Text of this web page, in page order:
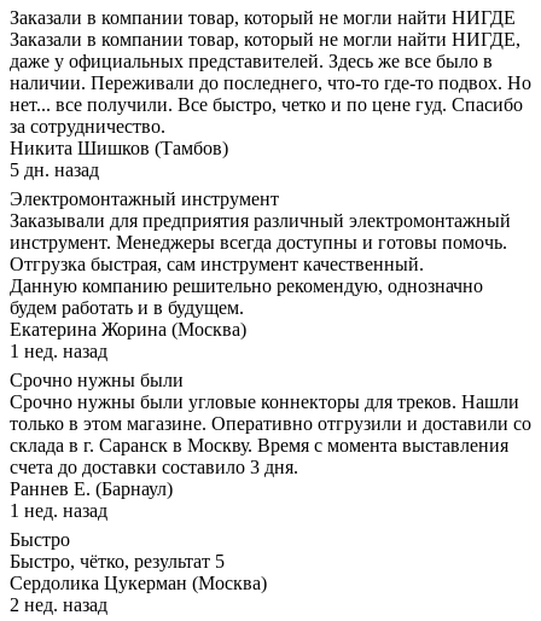
Заказали в компании товар, который не могли найти НИГДЕ
Заказали в компании товар, который не могли найти НИГДЕ,
даже у официальных представителей. Здесь же все было в
наличии. Переживали до последнего, что-то где-то подвох. Но
нет... все получили. Все быстро, четко и по цене гуд. Спасибо
за сотрудничество.
Никита Шишков (Тамбов)
5 дн. назад
Электромонтажный инструмент
Заказывали для предприятия различный электромонтажный
инструмент. Менеджеры всегда доступны и готовы помочь.
Отгрузка быстрая, сам инструмент качественный.
Данную компанию решительно рекомендую, однозначно
будем работать и в будущем.
Екатерина Жорина (Москва)
1 нед. назад
Срочно нужны были
Срочно нужны были угловые коннекторы для треков. Нашли
только в этом магазине. Оперативно отгрузили и доставили со
склада в г. Саранск в Москву. Время с момента выставления
счета до доставки составило 3 дня.
Раннев Е. (Барнаул)
1 нед. назад
Быстро
Быстро, чётко, результат 5
Сердолика Цукерман (Москва)
2 нед. назад